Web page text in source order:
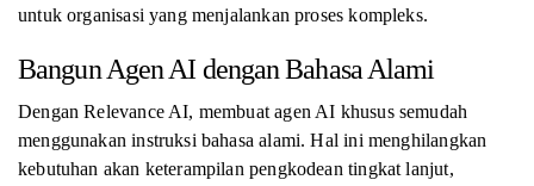
untuk organisasi yang menjalankan proses kompleks.
Bangun Agen AI dengan Bahasa Alami
Dengan Relevance AI, membuat agen AI khusus semudah
menggunakan instruksi bahasa alami. Hal ini menghilangkan
kebutuhan akan keterampilan pengkodean tingkat lanjut,